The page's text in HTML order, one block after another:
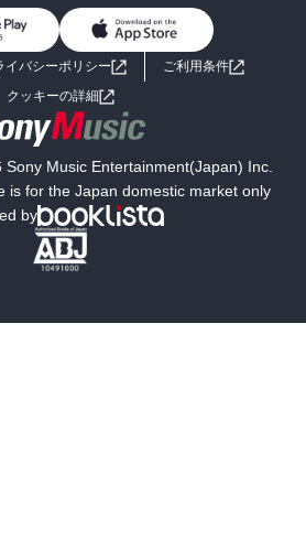
男子向けラノベ
小説
海外小説
SF
文学
お問い合わせ
イバシーポリシー
ご利用条件
クッキーの詳細
Music Entertainment(Japan) Inc.
is for the Japan domestic market only
by